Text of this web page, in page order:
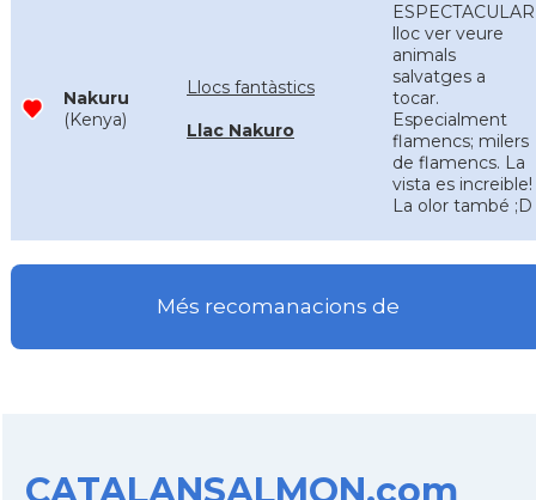
Nakuru
(Kenya)
Llocs fantàstics
Llac Nakuro
ESPECTACULAR
lloc ver veure
animals
salvatges a
tocar.
Especialment
flamencs; milers
de flamencs. La
vista es increible!
La olor també ;D
Més recomanacions de
CATALANSALMON.com